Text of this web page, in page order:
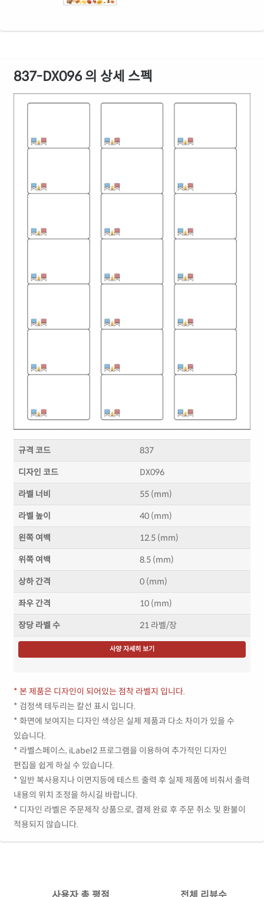
837-DX096 의 상세 스펙
규격 코드 837
디자인 코드 DX096
라벨 너비 55 (mm)
라벨 높이 40 (mm)
왼쪽 여백 12.5 (mm)
위쪽 여백 8.5 (mm)
상하 간격 0 (mm)
좌우 간격 10 (mm)
장당 라벨 수 21 라벨/장
사양 자세히 보기
* 본 제품은 디자인이 되어있는 점착 라벨지 입니다.
* 검정색 테두리는 칼선 표시 입니다.
* 화면에 보여지는 디자인 색상은 실제 제품과 다소 차이가 있을 수
있습니다.
* 라벨스페이스, iLabel2 프로그램을 이용하여 추가적인 디자인
편집을 쉽게 하실 수 있습니다.
* 일반 복사용지나 이면지등에 테스트 출력 후 실제 제품에 비춰서 출력
내용의 위치 조정을 하시길 바랍니다.
* 디자인 라벨은 주문제작 상품으로, 결제 완료 후 주문 취소 및 환불이
적용되지 않습니다.